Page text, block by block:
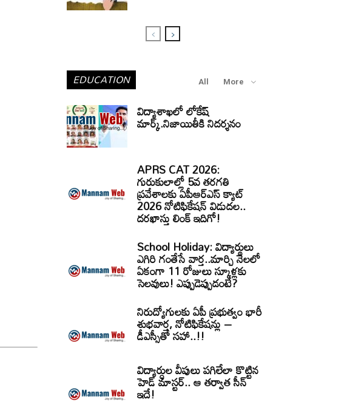
EDUCATION All More
విద్యాశాఖలో లోకేష్
మార్క్.నిజాయితీకి నిదర్శనం
APRS CAT 2026:
గురుకులాల్లో 5వ తరగతి
ప్రవేశాలకు ఏపీఆర్‌ఎస్‌ క్యాట్‌
2026 నోటిఫికేషన్‌ విడుదల..
దరఖాస్తు లింక్‌ ఇదిగో!
School Holiday: విద్యార్థులు
ఎగిరి గంతేసే వార్త..మార్చి నెలలో
ఏకంగా 11 రోజులు స్కూళ్లకు
సెలవులు! ఎప్పుడెప్పుడంటే?
నిరుద్యోగులకు ఏపీ ప్రభుత్వం భారీ
శుభవార్త, నోటిఫికేషన్లు –
డీఎస్సీతో సహా..!!
విద్యార్ధుల వీపులు పగిలేలా కొట్టిన
హెడ్ మాస్టర్.. ఆ తర్వాత సీన్‌
ఇదే!